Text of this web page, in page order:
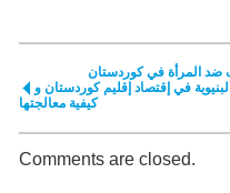
ضد المرأة في كوردستان
في إقتصاد إقليم كوردستان و
كيفية معالجتها
Comments are closed.